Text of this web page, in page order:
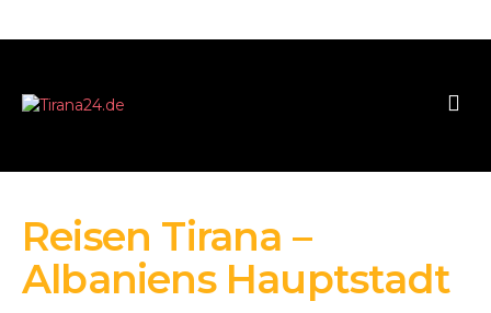
Reisen Tirana –
Albaniens Hauptstadt